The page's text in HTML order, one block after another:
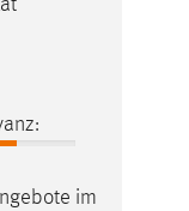
im